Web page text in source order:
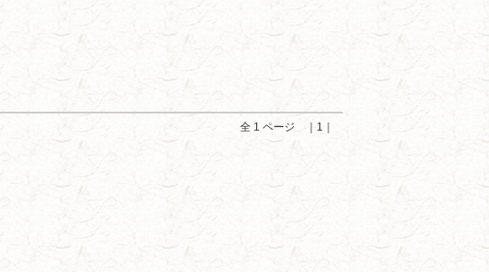
全 1 ページ ｜1｜